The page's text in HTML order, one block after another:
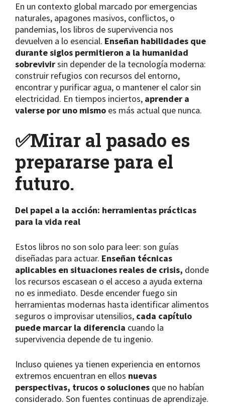
En un contexto global marcado por emergencias
naturales, apagones masivos, conflictos, o
pandemias, los libros de supervivencia nos
devuelven a lo esencial. Enseñan habilidades que
durante siglos permitieron a la humanidad
sobrevivirsin depender de la tecnología moderna:
construir refugios con recursos del entorno,
encontrar y purificar agua, o mantener el calor sin
electricidad. En tiempos inciertos, aprender a
valerse por uno mismo es más actual que nunca.
✅Mirar al pasado es
prepararse para el
futuro.
Del papel a la acción: herramientas prácticas
para la vida real
Estos libros no son solo para leer: son guías
diseñadas para actuar. Enseñan técnicas
aplicables en situaciones reales de crisis, donde
los recursos escasean o el acceso a ayuda externa
no es inmediato. Desde encender fuego sin
herramientas modernas hasta identificar alimentos
seguros o improvisar utensilios, cada capítulo
puede marcar la diferencia cuando la
supervivencia depende de tu ingenio.
Incluso quienes ya tienen experiencia en entornos
extremos encuentran en ellos nuevas
perspectivas, trucos o soluciones que no habían
considerado. Son fuentes continuas de aprendizaje.